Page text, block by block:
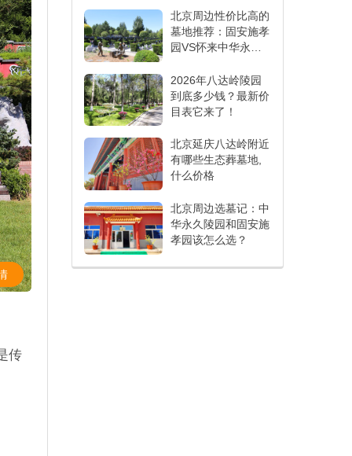
传
北京周边性价比高的
墓地推荐：固安施孝
园VS怀来中华永久
2026年八达岭陵园
到底多少钱？最新价
目表它来了！
北京延庆八达岭附近
有哪些生态葬墓地,
什么价格
北京周边选墓记：中
华永久陵园和固安施
孝园该怎么选？